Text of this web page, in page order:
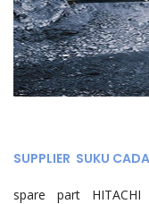
SUPPLIER SUKU
spare part